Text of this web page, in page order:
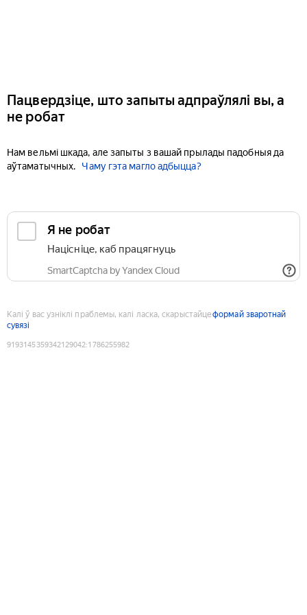
Пацвердзіце, што запыты адпраўлялі вы, а
не робат
Нам вельмі шкада, але запыты з вашай прылады падобныя да
аўтаматычных.
Чаму гэта магло адбыцца?
Я не робат
Націсніце, каб працягнуць
SmartCaptcha by Yandex Cloud
Калі ў вас узніклі праблемы, калі ласка, скарыстайцеформай зваротнай
сувязі
9193145359342129042:1786255982